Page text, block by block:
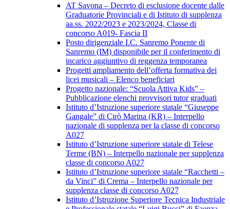
AT Savona – Decreto di esclusione docente dalle
Graduatorie Provinciali e di Istituto di supplenza
aa.ss. 2022/2023 e 2023/2024, Classe di
concorso A019- Fascia II
Posto dirigenziale I.C. Sanremo Ponente di
Sanremo (IM) disponibile per il conferimento di
incarico aggiuntivo di reggenza temporanea
Progetti ampliamento dell’offerta formativa dei
licei musicali – Elenco beneficiari
Progetto nazionale: “Scuola Attiva Kids” –
Pubblicazione elenchi provvisori tutor graduati
Istituto d’Istruzione superiore statale “Giuseppe
Gangale” di Cirò Marina (KR) – Interpello
nazionale di supplenza per la classe di concorso
A027
Istituto d’Istruzione superiore statale di Telese
Terme (BN) – Interpello nazionale per supplenza
classe di concorso A027
Istituto d’Istruzione superiore statale “Racchetti –
da Vinci” di Crema – Interpello nazionale per
supplenza classe di concorso A027
Istituto d’Istruzione Superiore Tecnica Industriale